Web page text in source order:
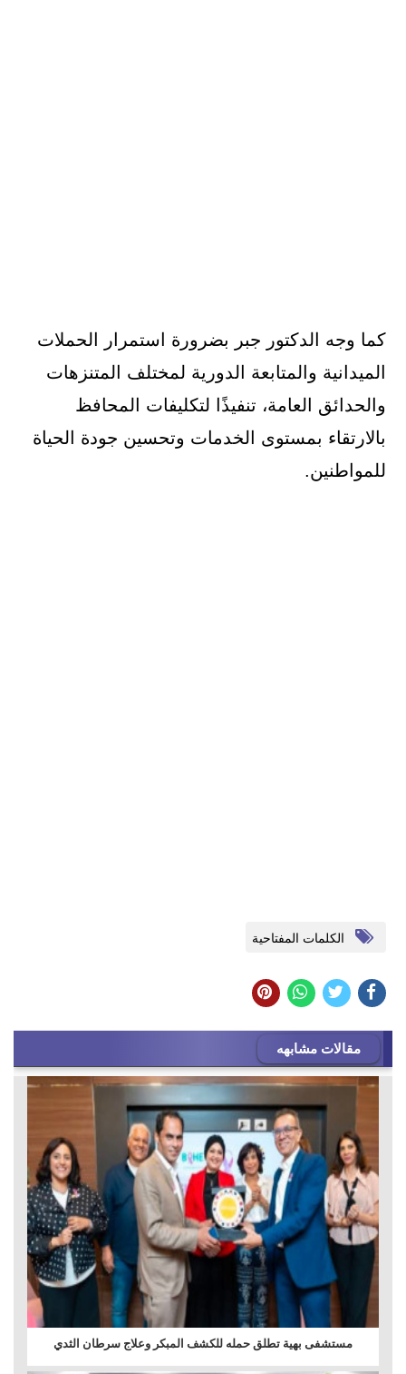
كما وجه الدكتور جبر بضرورة استمرار الحملات
الميدانية والمتابعة الدورية لمختلف المتنزهات
والحدائق العامة، تنفيذًا لتكليفات المحافظ
بالارتقاء بمستوى الخدمات وتحسين جودة الحياة
للمواطنين.
الكلمات المفتاحية
مقالات مشابهه
مستشفى بهية تطلق حمله للكشف المبكر وعلاج سرطان الثدي